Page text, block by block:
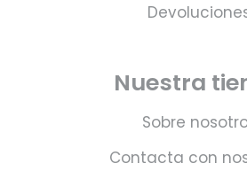
Nuestra
Sobre
Contacta con